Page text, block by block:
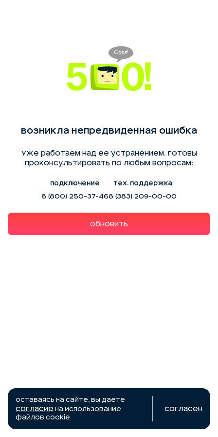
Возникла непредвиденная ошибка
Уже работаем над ее устранением. Готовы
проконсультировать по любым вопросам:
Подключение
8 (800) 250-37-46
Тех. поддержка
8 (383) 209-00-00
Обновить
Оставаясь на сайте, вы даете
согласие на использование
файлов cookie
Согласен